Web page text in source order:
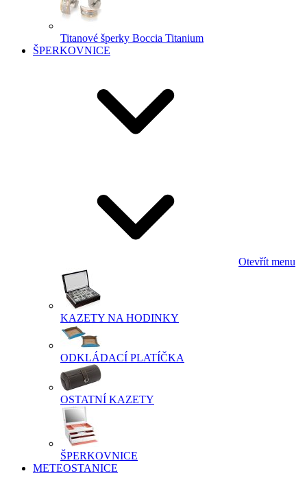
Titanové šperky Boccia Titanium
ŠPERKOVNICE
Otevřít menu
KAZETY NA HODINKY
ODKLÁDACÍ PLATÍČKA
OSTATNÍ KAZETY
ŠPERKOVNICE
METEOSTANICE